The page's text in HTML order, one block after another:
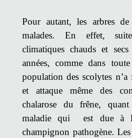
Pour autant, les arbres
malades. En effet,
climatiques chauds et
années, comme dans
population des scolytes n’a
et attaque même des
chalarose du frêne,
maladie qui est due à
champignon pathogène.